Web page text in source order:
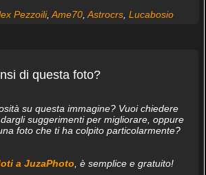
Pezzoili, Ame70, Astrocrs, Lucabosio
di questa foto?
su questa immagine? Vuoi chiedere
suggerimenti per migliorare, oppure
foto che ti ha colpito particolarmente?
a JuzaPhoto, è semplice e gratuito!